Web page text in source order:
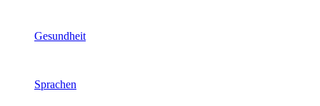
Gesundheit
Sprachen